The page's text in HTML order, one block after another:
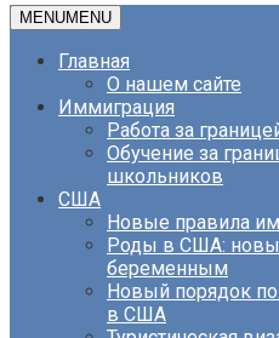
MENUMENU
Главная
О нашем сайте
Иммиграция
Работа за
Обучение за
школьников
США
Новые правила
Роды в США:
беременным
Новый порядок
в США